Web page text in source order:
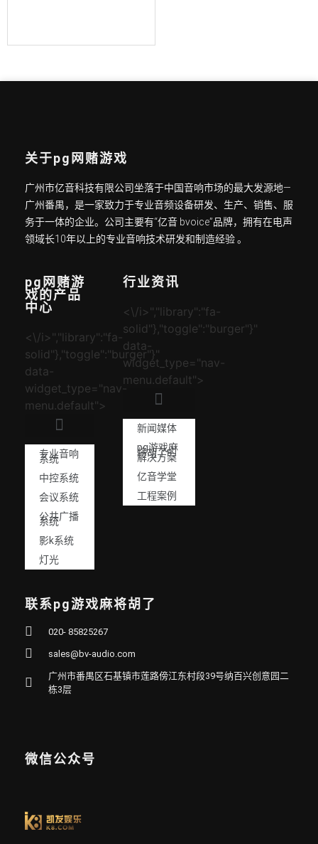
关于pg网赌游戏
广州市亿音科技有限公司坐落于中国音响市场的最大发源地—
广州番禺，是一家致力于专业音频设备研发、生产、销售、服
务于一体的企业。公司主要有“亿音 bvoice”品牌，拥有在电声
领域长10年以上的专业音响技术研发和制造经验 。
pg网赌游
戏的产品
中心
<\/i>","library":"fa-
solid"},"toggle":"burger"}"
data-
widget_type="nav-
menu.default">
专业音响
系统
中控系统
会议系统
公共广播
系统
影k系统
灯光
行业资讯
<\/i>","library":"fa-
solid"},"toggle":"burger"}"
data-
widget_type="nav-
menu.default">
新闻媒体
pg游戏麻
将胡了的
解决方案
亿音学堂
工程案例
联系pg游戏麻将胡了
020- 85825267
sales@bv-audio.com
广州市番禺区石基镇市莲路傍江东村段39号纳百兴创意园二
栋3层
微信公众号